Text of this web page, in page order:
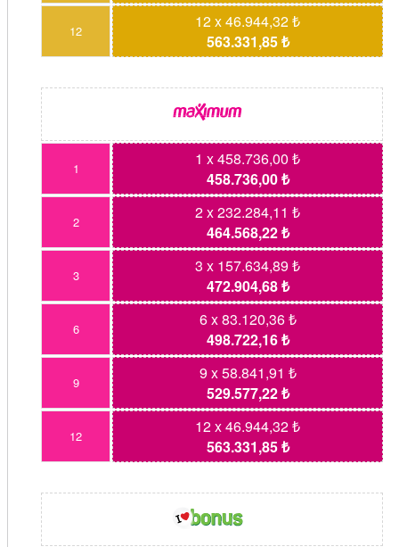
12
12 x 46.944,32 ₺
563.331,85 ₺
1
1 x 458.736,00 ₺
458.736,00 ₺
2
2 x 232.284,11 ₺
464.568,22 ₺
3
3 x 157.634,89 ₺
472.904,68 ₺
6
6 x 83.120,36 ₺
498.722,16 ₺
9
9 x 58.841,91 ₺
529.577,22 ₺
12
12 x 46.944,32 ₺
563.331,85 ₺